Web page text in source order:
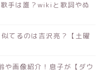
手は誰？wikiと歌詞やぬ
てるのは吉沢亮？【土曜
画像紹介！息子が【ダウ